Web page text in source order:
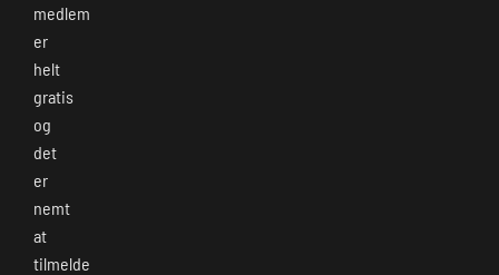
medlem
er
helt
gratis
og
det
er
nemt
at
tilmelde